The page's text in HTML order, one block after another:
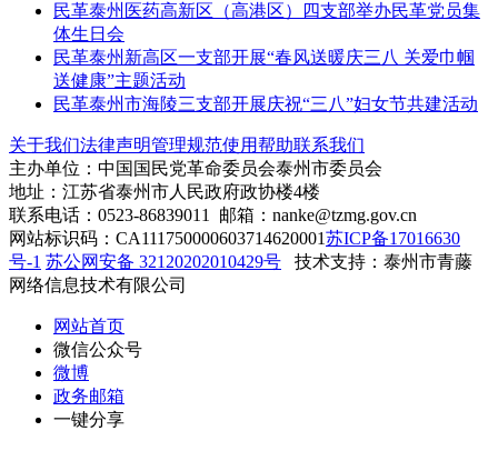
民革泰州医药高新区（高港区）四支部举办民革党员集
体生日会
民革泰州新高区一支部开展“春风送暖庆三八 关爱巾帼
送健康”主题活动
民革泰州市海陵三支部开展庆祝“三八”妇女节共建活动
关于我们法律声明管理规范使用帮助联系我们
主办单位：中国国民党革命委员会泰州市委员会
地址：江苏省泰州市人民政府政协楼4楼
联系电话：0523-86839011 邮箱：nanke@tzmg.gov.cn
网站标识码：CA111750000603714620001苏ICP备17016630
号-1 苏公网安备 32120202010429号
技术支持：泰州市青藤
网络信息技术有限公司
网站首页
微信公众号
微博
政务邮箱
一键分享